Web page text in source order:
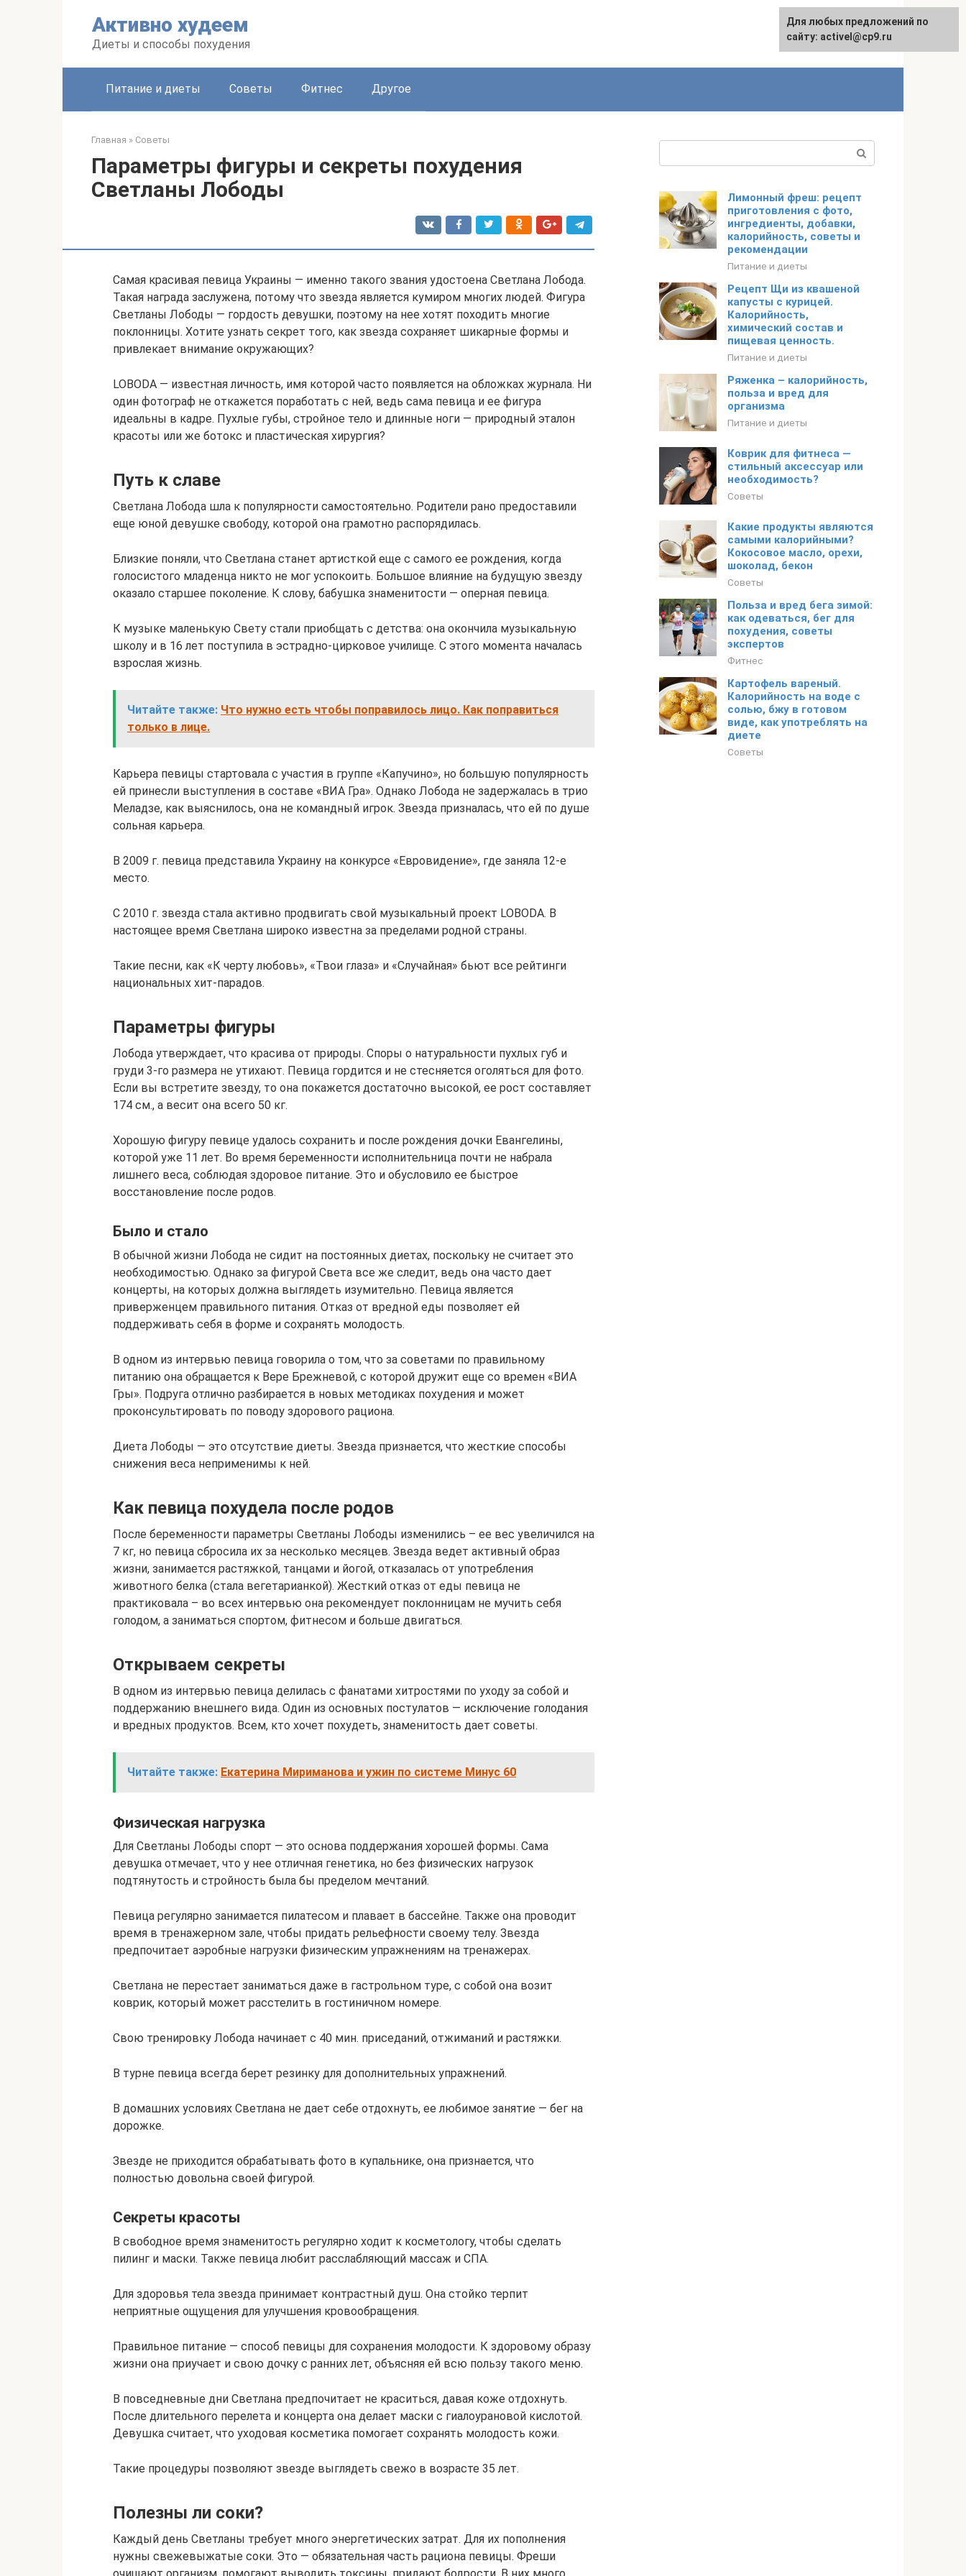
Активно худеем
Диеты и способы похудения
English
Питание и диеты Советы Фитнес Другое
Главная » Советы
Параметры фигуры и секреты похудения
Светланы Лободы
Самая красивая певица Украины — именно такого звания удостоена Светлана Лобода.
Такая награда заслужена, потому что звезда является кумиром многих людей. Фигура
Светланы Лободы — гордость девушки, поэтому на нее хотят походить многие
поклонницы. Хотите узнать секрет того, как звезда сохраняет шикарные формы и
привлекает внимание окружающих?
LOBODA — известная личность, имя которой часто появляется на обложках журнала. Ни
один фотограф не откажется поработать с ней, ведь сама певица и ее фигура
идеальны в кадре. Пухлые губы, стройное тело и длинные ноги — природный эталон
красоты или же ботокс и пластическая хирургия?
Путь к славе
Светлана Лобода шла к популярности самостоятельно. Родители рано предоставили
еще юной девушке свободу, которой она грамотно распорядилась.
Близкие поняли, что Светлана станет артисткой еще с самого ее рождения, когда
голосистого младенца никто не мог успокоить. Большое влияние на будущую звезду
оказало старшее поколение. К слову, бабушка знаменитости — оперная певица.
К музыке маленькую Свету стали приобщать с детства: она окончила музыкальную
школу и в 16 лет поступила в эстрадно-цирковое училище. С этого момента началась
взрослая жизнь.
Читайте также: Что нужно есть чтобы поправилось лицо. Как поправиться
только в лице.
Карьера певицы стартовала с участия в группе «Капучино», но большую популярность
ей принесли выступления в составе «ВИА Гра». Однако Лобода не задержалась в трио
Меладзе, как выяснилось, она не командный игрок. Звезда призналась, что ей по душе
сольная карьера.
В 2009 г. певица представила Украину на конкурсе «Евровидение», где заняла 12-е
место.
С 2010 г. звезда стала активно продвигать свой музыкальный проект LOBODA. В
настоящее время Светлана широко известна за пределами родной страны.
Такие песни, как «К черту любовь», «Твои глаза» и «Случайная» бьют все рейтинги
национальных хит-парадов.
Параметры фигуры
Лобода утверждает, что красива от природы. Споры о натуральности пухлых губ и
груди 3-го размера не утихают. Певица гордится и не стесняется оголяться для фото.
Если вы встретите звезду, то она покажется достаточно высокой, ее рост составляет
174 см., а весит она всего 50 кг.
Хорошую фигуру певице удалось сохранить и после рождения дочки Евангелины,
которой уже 11 лет. Во время беременности исполнительница почти не набрала
лишнего веса, соблюдая здоровое питание. Это и обусловило ее быстрое
восстановление после родов.
Было и стало
В обычной жизни Лобода не сидит на постоянных диетах, поскольку не считает это
необходимостью. Однако за фигурой Света все же следит, ведь она часто дает
концерты, на которых должна выглядеть изумительно. Певица является
приверженцем правильного питания. Отказ от вредной еды позволяет ей
поддерживать себя в форме и сохранять молодость.
В одном из интервью певица говорила о том, что за советами по правильному
питанию она обращается к Вере Брежневой, с которой дружит еще со времен «ВИА
Гры». Подруга отлично разбирается в новых методиках похудения и может
проконсультировать по поводу здорового рациона.
Диета Лободы — это отсутствие диеты. Звезда признается, что жесткие способы
снижения веса неприменимы к ней.
Как певица похудела после родов
После беременности параметры Светланы Лободы изменились – ее вес увеличился на
7 кг, но певица сбросила их за несколько месяцев. Звезда ведет активный образ
жизни, занимается растяжкой, танцами и йогой, отказалась от употребления
животного белка (стала вегетарианкой). Жесткий отказ от еды певица не
практиковала – во всех интервью она рекомендует поклонницам не мучить себя
голодом, а заниматься спортом, фитнесом и больше двигаться.
Открываем секреты
В одном из интервью певица делилась с фанатами хитростями по уходу за собой и
поддержанию внешнего вида. Один из основных постулатов — исключение голодания
и вредных продуктов. Всем, кто хочет похудеть, знаменитость дает советы.
Читайте также: Екатерина Мириманова и ужин по системе Минус 60
Физическая нагрузка
Для Светланы Лободы спорт — это основа поддержания хорошей формы. Сама
девушка отмечает, что у нее отличная генетика, но без физических нагрузок
подтянутость и стройность была бы пределом мечтаний.
Певица регулярно занимается пилатесом и плавает в бассейне. Также она проводит
время в тренажерном зале, чтобы придать рельефности своему телу. Звезда
предпочитает аэробные нагрузки физическим упражнениям на тренажерах.
Светлана не перестает заниматься даже в гастрольном туре, с собой она возит
коврик, который может расстелить в гостиничном номере.
Свою тренировку Лобода начинает с 40 мин. приседаний, отжиманий и растяжки.
В турне певица всегда берет резинку для дополнительных упражнений.
В домашних условиях Светлана не дает себе отдохнуть, ее любимое занятие — бег на
дорожке.
Звезде не приходится обрабатывать фото в купальнике, она признается, что
полностью довольна своей фигурой.
Секреты красоты
В свободное время знаменитость регулярно ходит к косметологу, чтобы сделать
пилинг и маски. Также певица любит расслабляющий массаж и СПА.
Для здоровья тела звезда принимает контрастный душ. Она стойко терпит
неприятные ощущения для улучшения кровообращения.
Правильное питание — способ певицы для сохранения молодости. К здоровому образу
жизни она приучает и свою дочку с ранних лет, объясняя ей всю пользу такого меню.
В повседневные дни Светлана предпочитает не краситься, давая коже отдохнуть.
После длительного перелета и концерта она делает маски с гиалоурановой кислотой.
Девушка считает, что уходовая косметика помогает сохранять молодость кожи.
Такие процедуры позволяют звезде выглядеть свежо в возрасте 35 лет.
Полезны ли соки?
Каждый день Светланы требует много энергетических затрат. Для их пополнения
нужны свежевыжатые соки. Это — обязательная часть рациона певицы. Фреши
Лимонный фреш: рецепт
приготовления с фото,
ингредиенты, добавки,
калорийность, советы и
рекомендации
Питание и диеты
Рецепт Щи из квашеной
капусты с курицей.
Калорийность,
химический состав и
пищевая ценность.
Питание и диеты
Ряженка – калорийность,
польза и вред для
организма
Питание и диеты
Коврик для фитнеса —
стильный аксессуар или
необходимость?
Советы
Какие продукты являются
самыми калорийными?
Кокосовое масло, орехи,
шоколад, бекон
Советы
Польза и вред бега зимой:
как одеваться, бег для
похудения, советы
экспертов
Фитнес
Картофель вареный.
Калорийность на воде с
солью, бжу в готовом
виде, как употреблять на
диете
Советы
Для любых предложений по
сайту: activel@cp9.ru